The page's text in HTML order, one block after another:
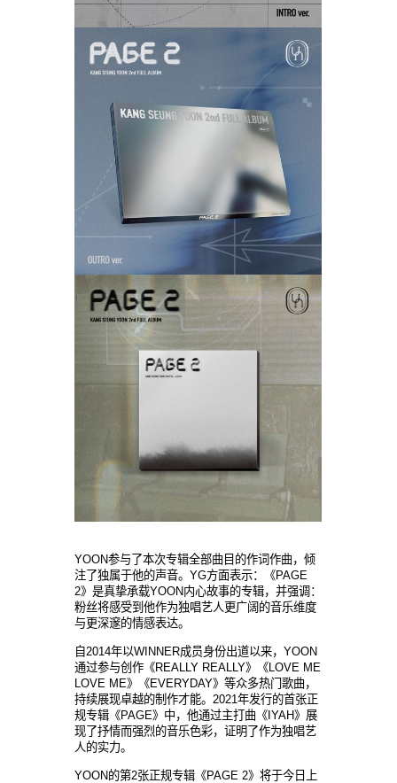
YOON参与了本次专辑全部曲目的作词作曲，倾
注了独属于他的声音。YG方面表示：《PAGE
2》是真挚承载YOON内心故事的专辑，并强调：
粉丝将感受到他作为独唱艺人更广阔的音乐维度
与更深邃的情感表达。
自2014年以WINNER成员身份出道以来，YOON
通过参与创作《REALLY REALLY》《LOVE ME
LOVE ME》《EVERYDAY》等众多热门歌曲，
持续展现卓越的制作才能。2021年发行的首张正
规专辑《PAGE》中，他通过主打曲《IYAH》展
现了抒情而强烈的音乐色彩，证明了作为独唱艺
人的实力。
YOON的第2张正规专辑《PAGE 2》将于今日上